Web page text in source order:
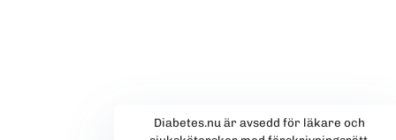
Diabetes.nu är avsedd för läkare och